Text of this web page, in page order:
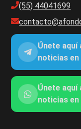
(55) 44041699
Únete aquí
noticias en
Únete aquí
noticias en